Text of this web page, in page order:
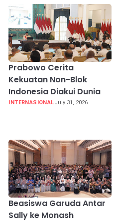
Prabowo Cerita
Kekuatan Non-Blok
Indonesia Diakui Dunia
INTERNASIONALJuly 31, 2026
Beasiswa Garuda Antar
Sally ke Monash